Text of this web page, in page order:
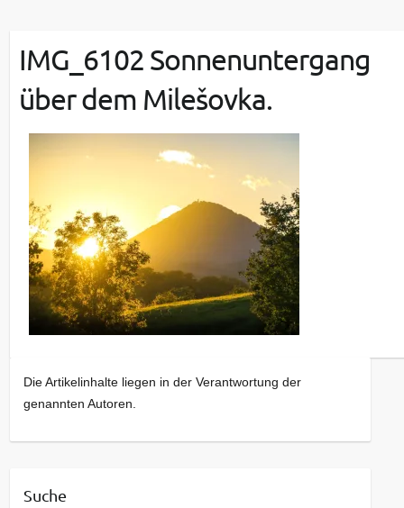
IMG_6102 Sonnenuntergang
über dem Milešovka.
Die Artikelinhalte liegen in der Verantwortung der
genannten Autoren.
Suche